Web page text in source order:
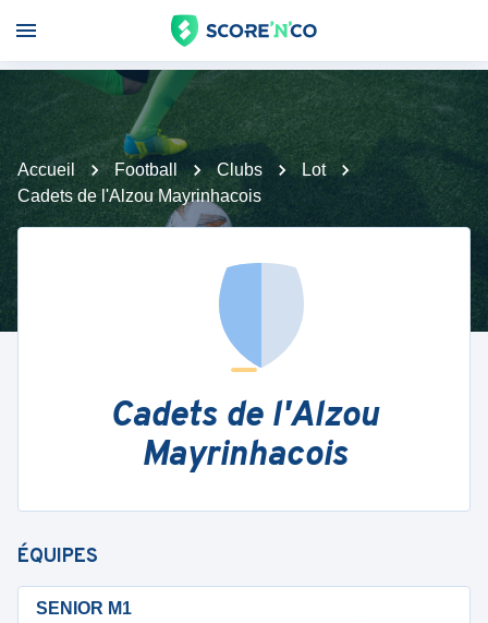
Accueil Football Clubs
Lot
Cadets de l'Alzou Mayrinhacois
Cadets de l'Alzou
Mayrinhacois
ÉQUIPES
SENIOR M1